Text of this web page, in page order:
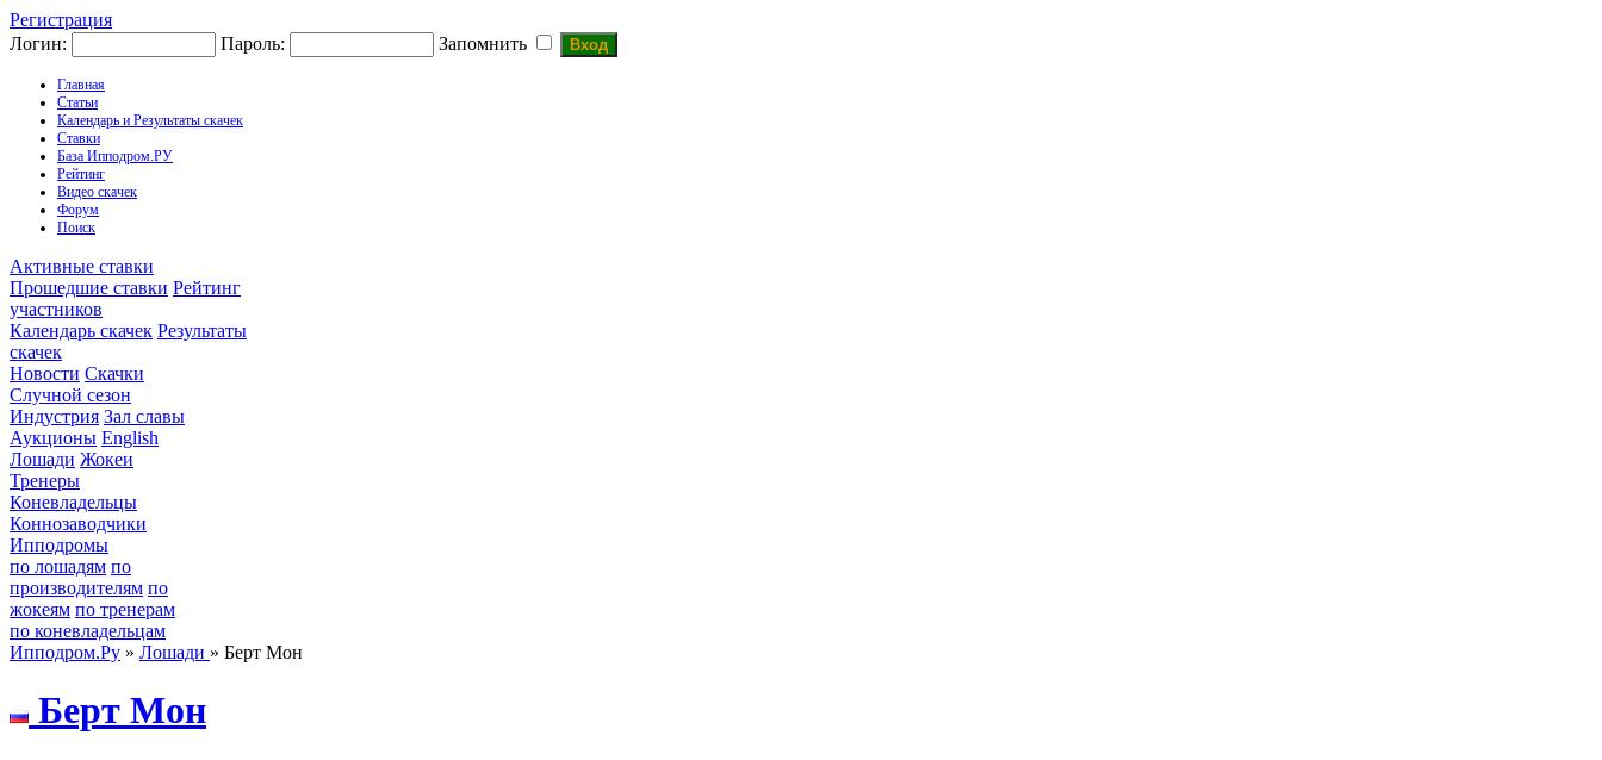
Регистрация
Логин:
Пароль: Запомнить
Главная
Статьи
Календарь и Результаты скачек
Ставки
База Ипподром.РУ
Рейтинг
Видео скачек
Форум
Поиск
Активные ставки
Прошедшие ставки Рейтинг
участников
Календарь скачек Результаты
скачек
Новости Скачки
Случной сезон
Индустрия Зал славы
Аукционы English
Лошади Жокеи
Тренеры
Коневладельцы
Коннозаводчики
Ипподромы
по лошадям по
производителям по
жокеям по тренерам
по коневладельцам
Ипподром.Ру » Лошади » Берт Мон
Беpт Мон